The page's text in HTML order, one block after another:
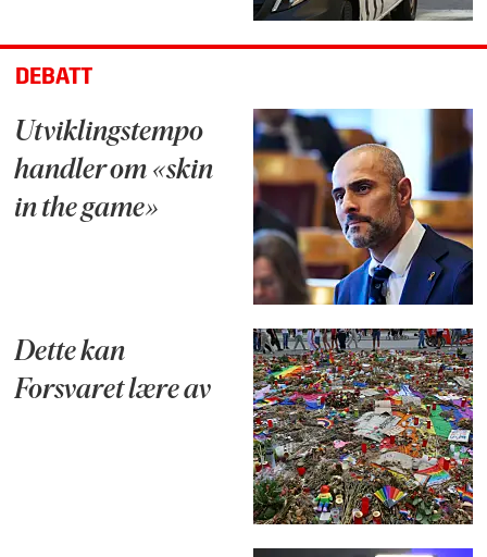
DEBATT
Utviklingstempo
handler om «skin
in the game»
Dette kan
Forsvaret lære av